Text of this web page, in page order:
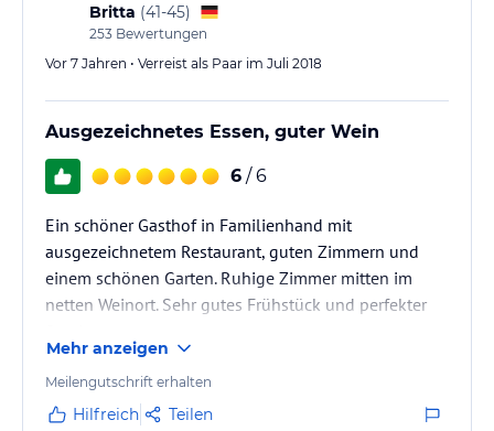
Britta (41-45)
253 Bewertungen
Vor 7 Jahren • Verreist als Paar im Juli 2018
Ausgezeichnetes Essen, guter Wein
6 / 6
Ein schöner Gasthof in Familienhand mit
ausgezeichnetem Restaurant, guten Zimmern und
einem schönen Garten. Ruhige Zimmer mitten im
netten Weinort. Sehr gutes Frühstück und perfekter
Mehr anzeigen
Meilengutschrift erhalten
Hilfreich Teilen